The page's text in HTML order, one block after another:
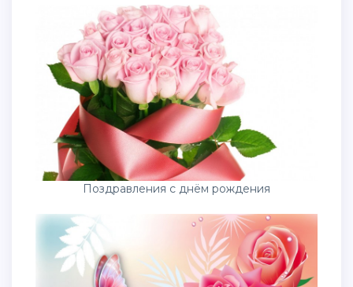
Поздравления с днём рождения